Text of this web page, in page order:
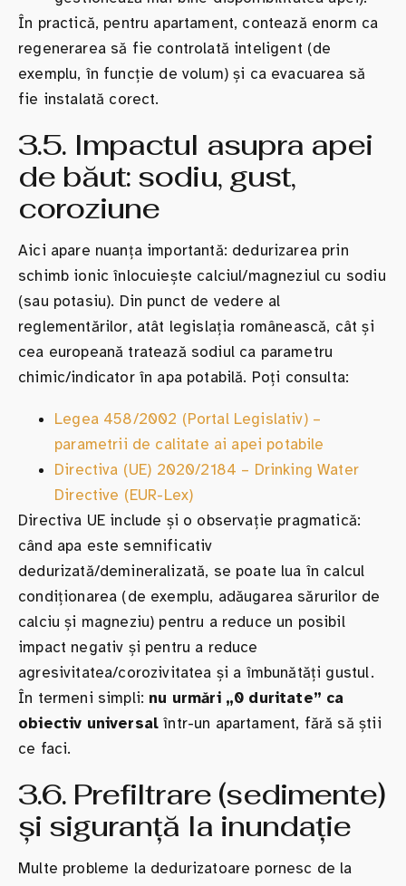
În practică, pentru apartament, contează enorm ca
regenerarea să fie controlată inteligent (de
exemplu, în funcție de volum) și ca evacuarea să
fie instalată corect.
3.5. Impactul asupra apei
de băut: sodiu, gust,
coroziune
Aici apare nuanța importantă: dedurizarea prin
schimb ionic înlocuiește calciul/magneziul cu sodiu
(sau potasiu). Din punct de vedere al
reglementărilor, atât legislația românească, cât și
cea europeană tratează sodiul ca parametru
chimic/indicator în apa potabilă. Poți consulta:
Legea 458/2002 (Portal Legislativ) –
parametrii de calitate ai apei potabile
Directiva (UE) 2020/2184 – Drinking Water
Directive (EUR-Lex)
Directiva UE include și o observație pragmatică:
când apa este semnificativ
dedurizată/demineralizată, se poate lua în calcul
condiționarea (de exemplu, adăugarea sărurilor de
calciu și magneziu) pentru a reduce un posibil
impact negativ și pentru a reduce
agresivitatea/corozivitatea și a îmbunătăți gustul.
În termeni simpli: nu urmări „0 duritate” ca
obiectiv universal într-un apartament, fără să știi
ce faci.
3.6. Prefiltrare (sedimente)
și siguranță la inundație
Multe probleme la dedurizatoare pornesc de la